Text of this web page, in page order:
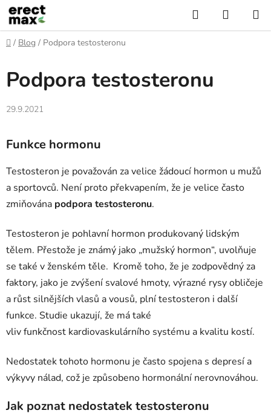
Přejít
na
obsah
Hledat
KOŠÍK
Domů
/ Blog / Podpora testosteronu
Podpora testosteronu
29.9.2021
Funkce hormonu
Testosteron je považován za velice žádoucí hormon u mužů
a sportovců. Není proto překvapením, že je velice často
zmiňována podpora testosteronu.
Testosteron je pohlavní hormon produkovaný lidským
tělem. Přestože je známý jako „mužský hormon“, uvolňuje
se také v ženském těle. Kromě toho, že je zodpovědný za
faktory, jako je zvýšení svalové hmoty, výrazné rysy obličeje
a růst silnějších vlasů a vousů, plní testosteron i další
funkce. Studie ukazují, že má také
vliv funkčnost kardiovaskulárního systému a kvalitu kostí.
Nedostatek tohoto hormonu je často spojena s depresí a
výkyvy nálad, což je způsobeno hormonální nerovnováhou.
Jak poznat nedostatek testosteronu